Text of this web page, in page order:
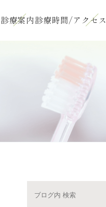
診療案内診療時間/アクセス